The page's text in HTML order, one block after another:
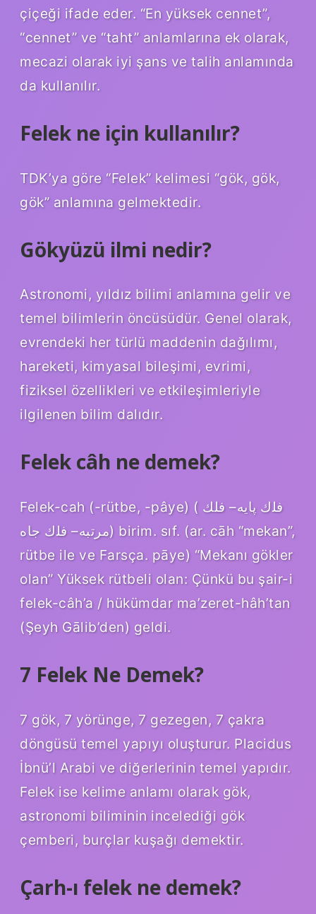
çiçeği ifade eder. “En yüksek cennet”,
“cennet” ve “taht” anlamlarına ek olarak,
mecazi olarak iyi şans ve talih anlamında
da kullanılır.
Felek ne için kullanılır?
TDK’ya göre “Felek” kelimesi “gök, gök,
gök” anlamına gelmektedir.
Gökyüzü ilmi nedir?
Astronomi, yıldız bilimi anlamına gelir ve
temel bilimlerin öncüsüdür. Genel olarak,
evrendeki her türlü maddenin dağılımı,
hareketi, kimyasal bileşimi, evrimi,
fiziksel özellikleri ve etkileşimleriyle
ilgilenen bilim dalıdır.
Felek câh ne demek?
Felek-cah (-rütbe, -pâye) ( ﻓﻠﻙ ﭘﺎﻳﻪ– ﻓﻠﻚ
ﻣﺮﺗﺒﻪ– ﻓﻠﻙ ﺟﺎﻩ) birim. sıf. (ar. cāh “mekan”,
rütbe ile ve Farsça. pāye) “Mekanı gökler
olan” Yüksek rütbeli olan: Çünkü bu şair-i
felek-câh’a / hükümdar ma’zeret-hâh’tan
(Şeyh Gālib’den) geldi.
7 Felek Ne Demek?
7 gök, 7 yörünge, 7 gezegen, 7 çakra
döngüsü temel yapıyı oluşturur. Placidus
İbnü’l Arabi ve diğerlerinin temel yapıdır.
Felek ise kelime anlamı olarak gök,
astronomi biliminin incelediği gök
çemberi, burçlar kuşağı demektir.
Çarh-ı felek ne demek?